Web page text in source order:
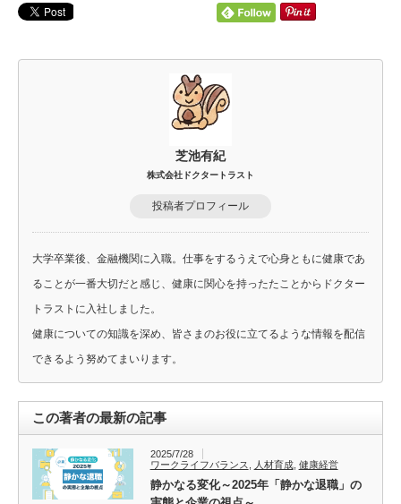
芝池有紀
株式会社ドクタートラスト
投稿者プロフィール
大学卒業後、金融機関に入職。仕事をするうえで心身ともに健康であ
ることが一番大切だと感じ、健康に関心を持ったたことからドクター
トラストに入社しました。
健康についての知識を深め、皆さまのお役に立てるような情報を配信
できるよう努めてまいります。
この著者の最新の記事
2025/7/28
ワークライフバランス
人材育成, 健康経営
静かなる変化～2025年「静かな退職」の